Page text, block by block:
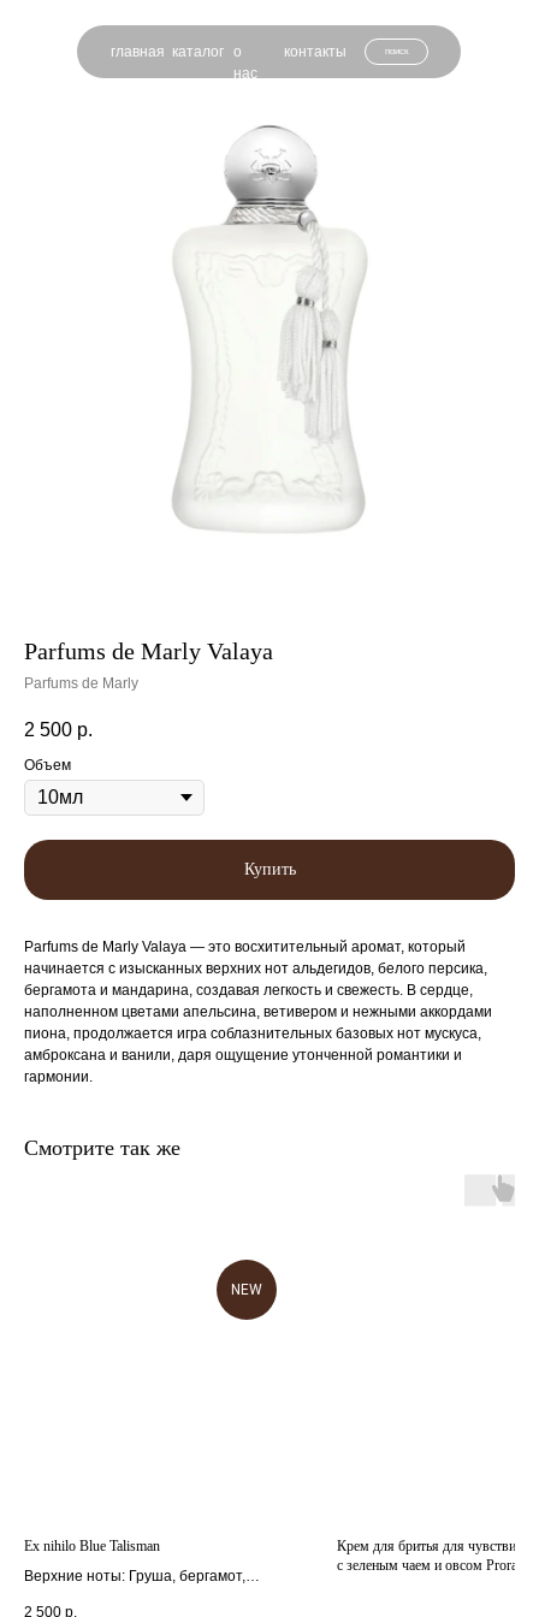
поиск
главная каталог о
нас
контакты
Parfums de Marly Valaya
Parfums de Marly
2 500 р.
Объем
Купить
Parfums de Marly Valaya — это восхитительный аромат, который
начинается с изысканных верхних нот альдегидов, белого персика,
бергамота и мандарина, создавая легкость и свежесть. В сердце,
наполненном цветами апельсина, ветивером и нежными аккордами
пиона, продолжается игра соблазнительных базовых нот мускуса,
амброксана и ванили, даря ощущение утонченной романтики и
гармонии.
Смотрите так же
NEW
Ex nihilo Blue Talisman
Верхние ноты: Груша, бергамот,
2 500 р.
Крем для бритья для
с зеленым чаем и овсом Proraso